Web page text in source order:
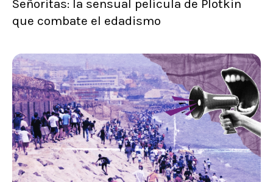
Señoritas: la sensual película de Plotkin
que combate el edadismo